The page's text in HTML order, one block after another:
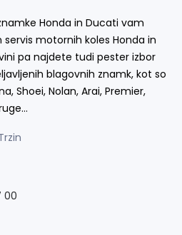
Honda in Ducati vam
motornih koles Honda in
pa najdete tudi pester izbor
blagovnih znamk, kot so
Shoei, Nolan, Arai, Premier,
00